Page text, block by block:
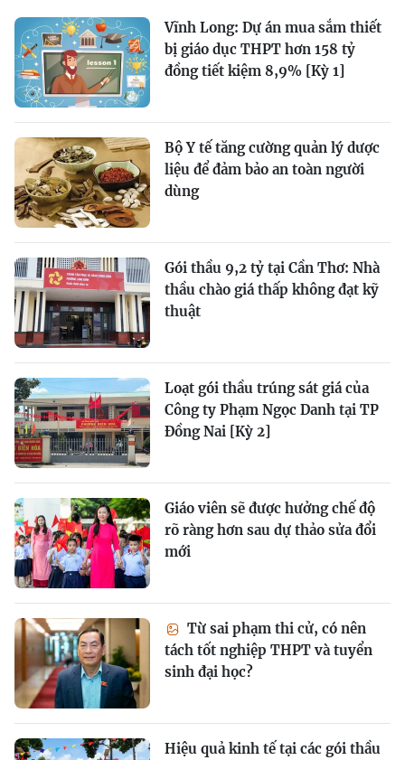
Vĩnh Long: Dự án mua sắm thiết
bị giáo dục THPT hơn 158 tỷ
đồng tiết kiệm 8,9% [Kỳ 1]
Bộ Y tế tăng cường quản lý dược
liệu để đảm bảo an toàn người
dùng
Gói thầu 9,2 tỷ tại Cần Thơ: Nhà
thầu chào giá thấp không đạt kỹ
thuật
Loạt gói thầu trúng sát giá của
Công ty Phạm Ngọc Danh tại TP
Đồng Nai [Kỳ 2]
Giáo viên sẽ được hưởng chế độ
rõ ràng hơn sau dự thảo sửa đổi
mới
Từ sai phạm thi cử, có nên
tách tốt nghiệp THPT và tuyển
sinh đại học?
Hiệu quả kinh tế tại các gói thầu